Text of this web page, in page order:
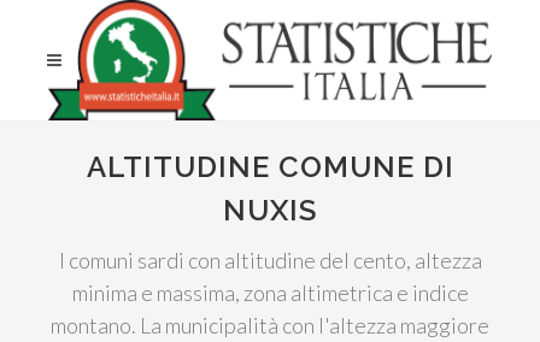
ALTITUDINE COMUNE DI
NUXIS
I comuni sardi con altitudine del cento, altezza
minima e massima, zona altimetrica e indice
montano. La municipalità con l'altezza maggiore